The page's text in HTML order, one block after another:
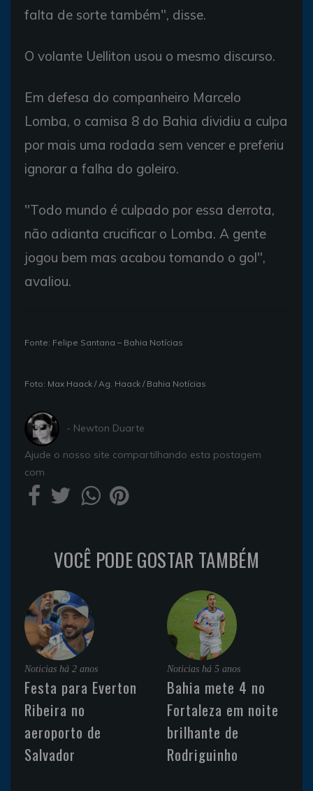
falta de sorte também", disse.
O volante Uelliton usou o mesmo discurso.
Em defesa do companheiro Marcelo
Lomba, o camisa 8 do Bahia dividiu a culpa
por mais uma rodada sem vencer e preferiu
ignorar a falha do goleiro.
"Todo mundo é culpado por essa derrota,
não adianta crucificar o Lomba. A gente
jogou bem mas acabou tomando o gol",
avaliou.
Fonte: Felipe Santana – Bahia Notícias
Foto: Max Haack / Ag. Haack / Bahia Notícias
- Newton Duarte
Ajude o nosso site compartilhando esta postagem
com
VOCÊ PODE GOSTAR TAMBÉM
Noticias há 2 anos
Festa para Everton
Ribeira no
aeroporto de
Salvador
Noticias há 5 anos
Bahia mete 4 no
Fortaleza em noite
brilhante de
Rodriguinho